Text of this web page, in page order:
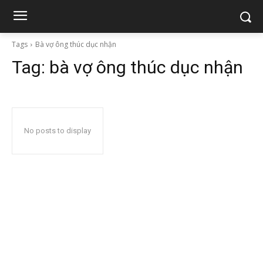
Tags Bà vợ ông thúc dục nhận
Tag: bà vợ ông thúc dục nhận
No posts to display